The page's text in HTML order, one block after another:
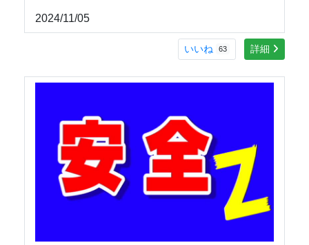
2024/11/05
いいね 63 詳細